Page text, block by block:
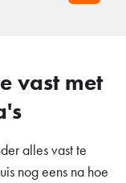
vast met
alles vast te
nog eens na hoe